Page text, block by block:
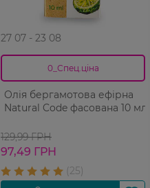
27 07 - 23 08
0_Спец.ціна
Олія бергамотова ефірна
Natural Code фасована 10 мл
129,99 ГРН
97,49 ГРН